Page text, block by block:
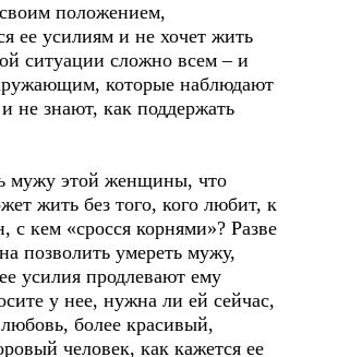
положением,
ее усилиям и не хочет жить
ситуации сложно всем – и
которые наблюдают
не знают, как поддержать
мужу этой женщины, что
жить без того, кого любит, к
с кем «сросся корнями»? Разве
позволить умереть мужу,
усилия продлевают ему
у нее, нужна ли ей сейчас,
более красивый,
человек, как кажется ее